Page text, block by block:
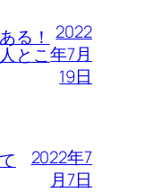
る！
とこ
2022
年7月
19日
2022年7
月7日